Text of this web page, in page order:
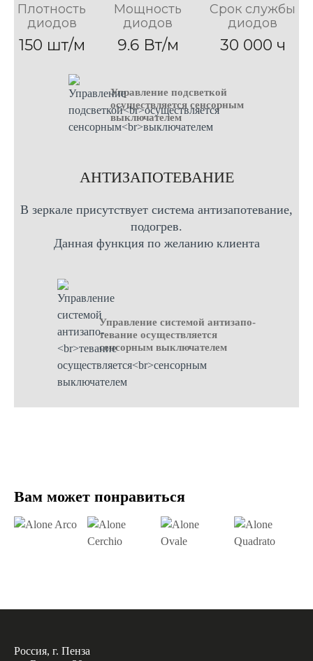
Вам может понравиться
Плотность
диодов
150 шт/м
Мощность
диодов
9.6 Вт/м
Срок службы
диодов
30 000 ч
Управление подсветкой
осуществляется сенсорным
выключателем
AНТИЗАПОТЕВАНИЕ
В зеркале присутствует система антизапотевание,
подогрев.
Данная функция по желанию клиента
Управление системой антизапо-
тевание осуществляется
сенсорным выключателем
Россия, г. Пенза